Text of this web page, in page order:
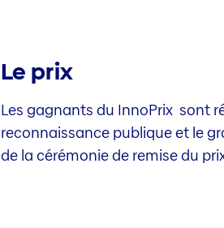
Le prix
Les gagnants du InnoPrix sont
reconnaissance publique et le
de la cérémonie de remise du